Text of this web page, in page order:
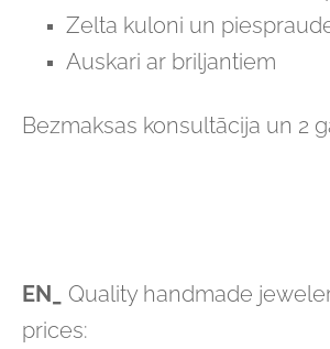
Zelta kuloni un
Auskari ar briljantiem
Bezmaksas konsultācija un 2
EN_
Quality handmade
prices: